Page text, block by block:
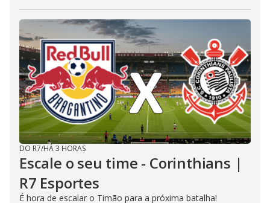
DO R7/HÁ 3 HORAS
Escale o seu time - Corinthians |
R7 Esportes
É hora de escalar o Timão para a próxima batalha!